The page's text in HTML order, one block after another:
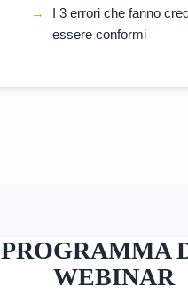
I 3 errori che fanno
essere conformi
PROGRAMMA
WEBINAR